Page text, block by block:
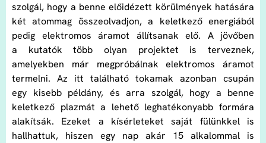
szolgál, hogy a benne előidézett körülmények hatására
két atommag összeolvadjon, a keletkező energiából
pedig elektromos áramot állítsanak elő. A jövőben
a kutatók több olyan projektet is terveznek,
amelyekben már megpróbálnak elektromos áramot
termelni. Az itt található tokamak azonban csupán
egy kisebb példány, és arra szolgál, hogy a benne
keletkező plazmát a lehető leghatékonyabb formára
alakítsák. Ezeket a kísérleteket saját fülünkkel is
hallhattuk, hiszen egy nap akár 15 alkalommal is